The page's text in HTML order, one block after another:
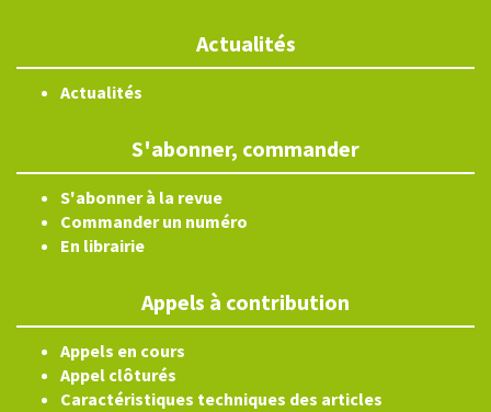
Actualités
Actualités
S'abonner, commander
S'abonner à la revue
Commander un numéro
En librairie
Appels à contribution
Appels en cours
Appel clôturés
Caractéristiques techniques des articles